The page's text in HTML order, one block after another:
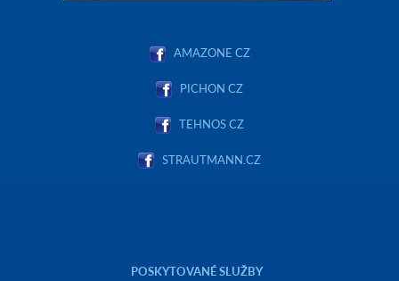
AMAZONE CZ
PICHON CZ
TEHNOS CZ
STRAUTMANN.CZ
POSKYTOVANÉ SLUŽBY